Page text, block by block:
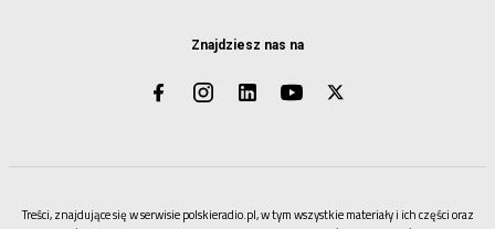
Znajdziesz nas na
Treści, znajdujące się w serwisie polskieradio.pl, w tym wszystkie materiały i ich części oraz